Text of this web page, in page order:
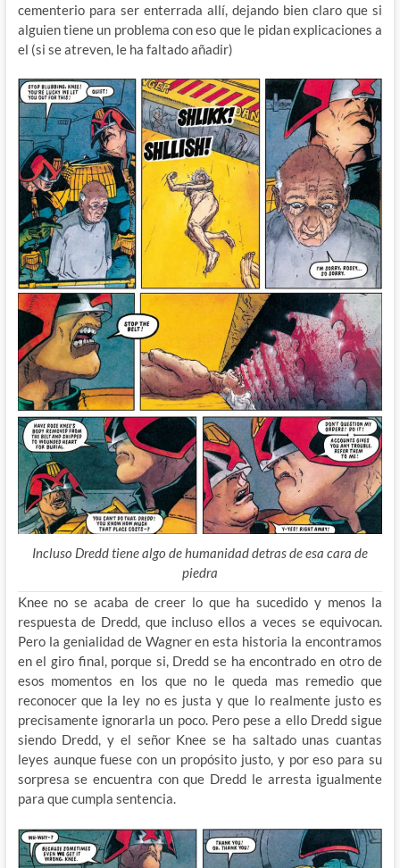
cementerio para ser enterrada allí, dejando bien claro que si
alguien tiene un problema con eso que le pidan explicaciones a
el (si se atreven, le ha faltado añadir)
Incluso Dredd tiene algo de humanidad detras de esa cara de
piedra
Knee no se acaba de creer lo que ha sucedido y menos la
respuesta de Dredd, que incluso ellos a veces se equivocan.
Pero la genialidad de Wagner en esta historia la encontramos
en el giro final, porque si, Dredd se ha encontrado en otro de
esos momentos en los que no le queda mas remedio que
reconocer que la ley no es justa y que lo realmente justo es
precisamente ignorarla un poco. Pero pese a ello Dredd sigue
siendo Dredd, y el señor Knee se ha saltado unas cuantas
leyes aunque fuese con un propósito justo, y por eso para su
sorpresa se encuentra con que Dredd le arresta igualmente
para que cumpla sentencia.